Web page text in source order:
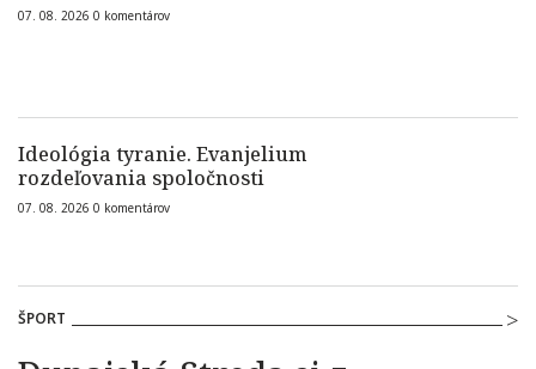
07. 08. 2026 0 komentárov
Ideológia tyranie. Evanjelium
rozdeľovania spoločnosti
07. 08. 2026 0 komentárov
ŠPORT